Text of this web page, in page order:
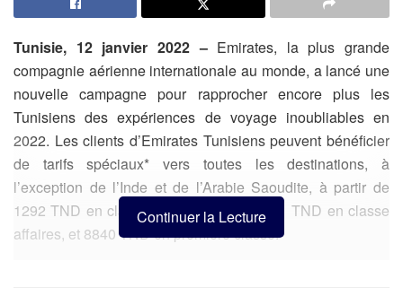
Tunisie, 12 janvier 2022 –Emirates, la plus grande
compagnie aérienne internationale au monde, a lancé une
nouvelle campagne pour rapprocher encore plus les
Tunisiens des expériences de voyage inoubliables en
2022. Les clients d’Emirates Tunisiens peuvent bénéficier
de tarifs spéciaux* vers toutes les destinations, à
l’exception de l’Inde et de l’Arabie Saoudite, à partir de
1292 TND en classe économique et 3901 TND en classe
affaires, et 8840 TND en première classe.
Continuer la Lecture